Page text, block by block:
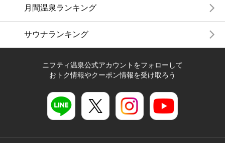
月間温泉ランキング
サウナランキング
ニフティ温泉公式アカウントをフォローして
おトク情報やクーポン情報を受け取ろう